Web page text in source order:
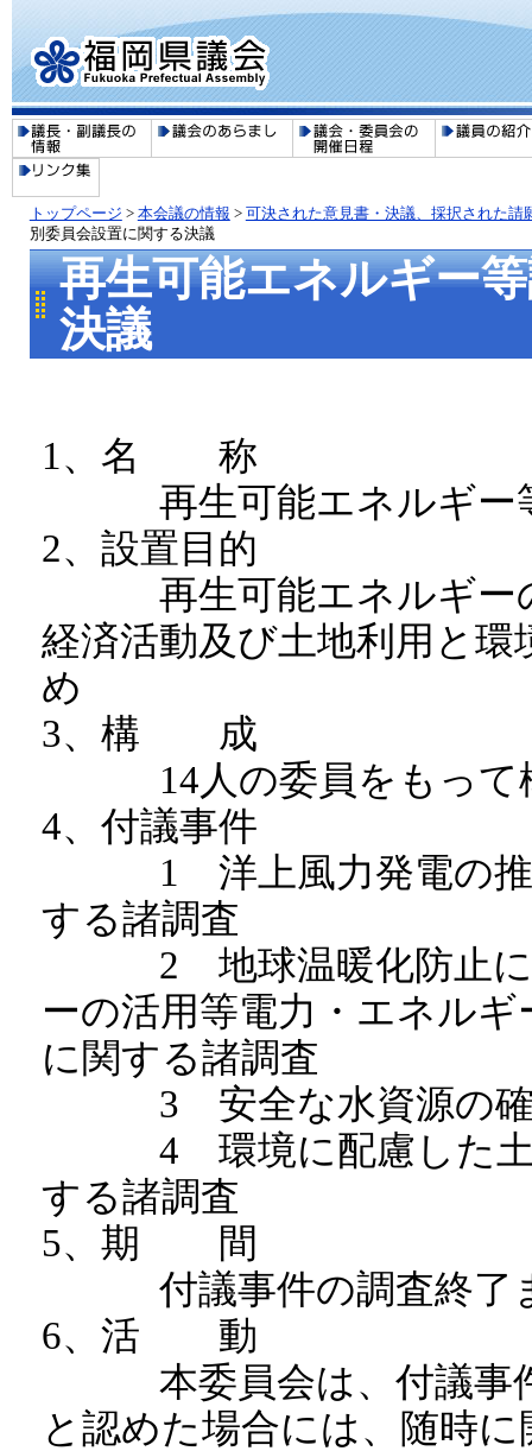
トップページ > 本会議の情報 > 可決された意見書・決議、採択された請
別委員会設置に関する決議
再生可能エネルギー
決議
1、名 称
再生可能エネルギー等
2、設置目的
再生可能エネルギーの
経済活動及び土地利用と
め
3、構 成
14人の委員をもって
4、付議事件
1 洋上風力発電の推進
する諸調査
2 地球温暖化防止に向
ーの活用等電力・エネル
に関する諸調査
3 安全な水資源の確
4 環境に配慮した土地
する諸調査
5、期 間
付議事件の調査終了
6、活 動
本委員会は、付議事件
と認めた場合には、随時